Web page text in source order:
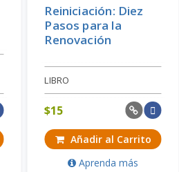
Reiniciación: Diez
Pasos para la
Renovación
LIBRO
$15
Añadir al Carrito
Aprenda más